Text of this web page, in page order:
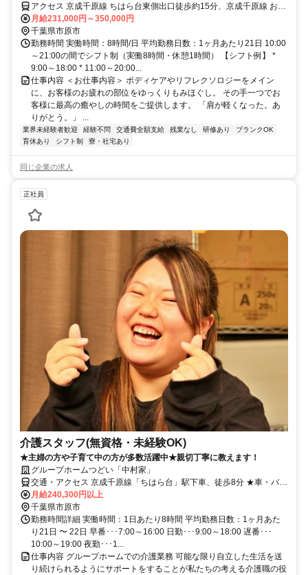
ちはら台店
アクセス 京成千原線 ちはら台東側出口徒歩約15分、京成千原線 おゆ
み野南口徒歩約41分、京成千原線 学園前（千葉県）出入口1徒歩約61
分 最寄駅：ちはら台駅
月給231,000円～350,000円
千葉県市原市
勤務時間 実働時間：8時間/日 平均勤務日数：1ヶ月あたり21日 10:00
～21:00の間でシフト制（実働8時間・休憩1時間） 【シフト例】 *
9:00～18:00 * 11:00～20:00...
仕事内容 ＜お仕事内容＞ ボディケアやリフレクソロジーをメイン
に、お客様のお疲れの部位をゆっくりもみほぐし。 その手一つでお
客様に最高の癒やしの時間をご提供します。 「肩が軽くなった。あ
りがとう。」 ...
業界未経験者歓迎 経験不問 交通費全額支給 残業なし 研修あり
ブランクOK
育休あり
シフト制 寮・社宅あり
同じ企業の求人
正社員
介護スタッフ(無資格・未経験OK)
★主婦の方や子育て中の方が多数活躍中★親切丁寧に教えます！
グループホームつどい「中村家」
交通・アクセス 京成千原線「ちはら台」駅下車、徒歩8分 ★車・バイ
ク・自転車通勤OK（駐車場無料／ガソリン代支給：規定あり）★
月給240,300円以上
千葉県市原市
勤務時間詳細 実働時間：1日あたり8時間 平均勤務日数：1ヶ月あた
り21日 〜 22日 早番･･･7:00～16:00 日勤･･･9:00～18:00 遅番･･･
10:00～19:00 夜勤･･･1...
仕事内容 グループホームでの介護業務 可能な限り自立した生活を送
り続けられるようにサポートをすることが私たちの考える介護職の役